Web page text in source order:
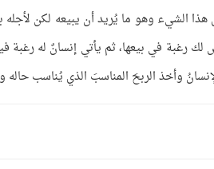
الشيء وهو ما يُريد أن يبيعه لكن لأجله
رغبة في بيعها، ثم يأتي إنسانٌ له رغبة
وأخذ الربحَ المناسبَ الذي يُناسب